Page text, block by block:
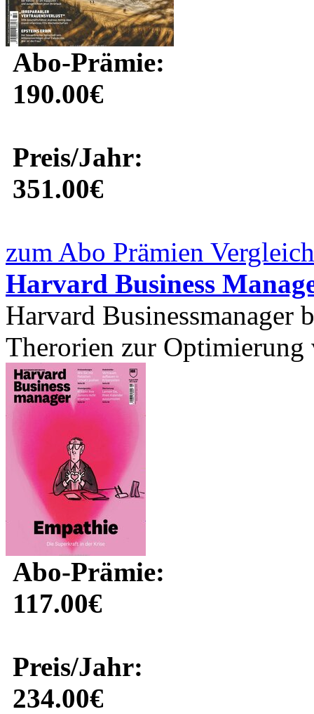
Abo-Prämie:
190.00€
Preis/Jahr:
351.00€
zum Abo Prämien
Harvard Business
Harvard Businessmanager
Therorien zur Optimierung
Abo-Prämie:
117.00€
Preis/Jahr:
234.00€